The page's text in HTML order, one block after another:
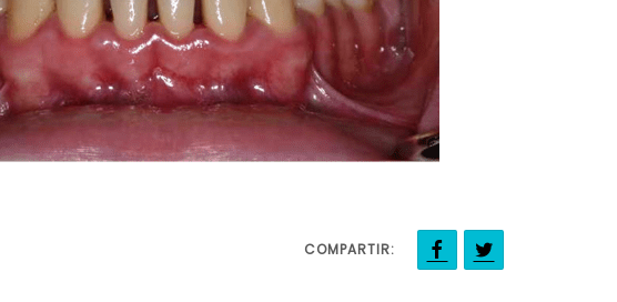
COMPARTIR: